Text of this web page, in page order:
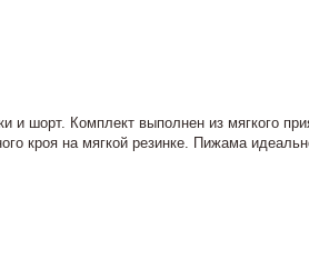
шорт. Комплект выполнен из мягкого
кроя на мягкой резинке. Пижама